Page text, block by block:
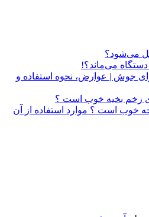
می‌شود؟
می‌ماند؟!
جوش | عوارض، نحوه استفاده و
زخم بخیه خوب است ؟
چه خوب است ؟ موارد استفاده از آن